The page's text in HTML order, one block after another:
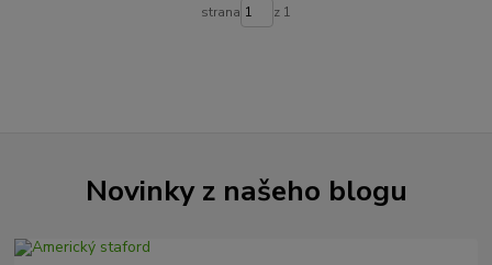
strana z 1
Novinky z našeho blogu